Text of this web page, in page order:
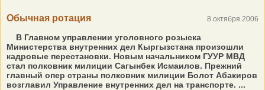
Обычная ротация 8 октября 2006
В Главном управлении уголовного розыска
Министерства внутренних дел Кыргызстана произошли
кадровые перестановки. Новым начальником ГУУР МВД
стал полковник милиции Сагынбек Исмаилов. Прежний
главный опер страны полковник милиции Болот Абакиров
возглавил Управление внутренних дел на транспорте. ...